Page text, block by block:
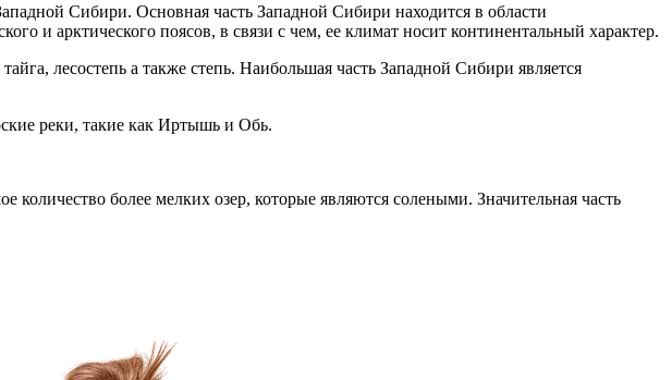
Сибири. Основная часть Западной Сибири находится в области
и арктического поясов, в связи с чем, ее климат носит континентальный характер.
лесостепь а также степь. Наибольшая часть Западной Сибири является
реки, такие как Иртышь и Обь.
более мелких озер, которые являются солеными. Значительная часть